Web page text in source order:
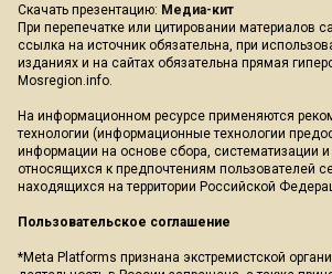
Скачать презентацию: Медиа-кит
При перепечатке или цитировании материалов
ссылка на источник обязательна, при
изданиях и на сайтах обязательна прямая
Mosregion.info.
На информационном ресурсе применяются
технологии (информационные технологии
информации на основе сбора, систематизации
относящихся к предпочтениям пользователей
находящихся на территории Российской
Пользовательское соглашение
*Meta Platforms признана экстремистской